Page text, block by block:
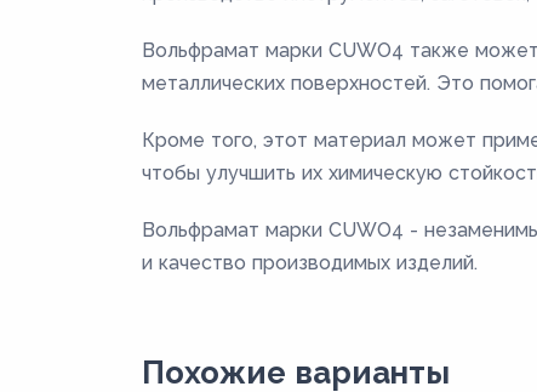
Вольфрамат марки CUWO4 также
металлических поверхностей. Это
Кроме того, этот материал может
чтобы улучшить их химическую
Вольфрамат марки CUWO4 -
и качество производимых изделий.
Похожие варианты